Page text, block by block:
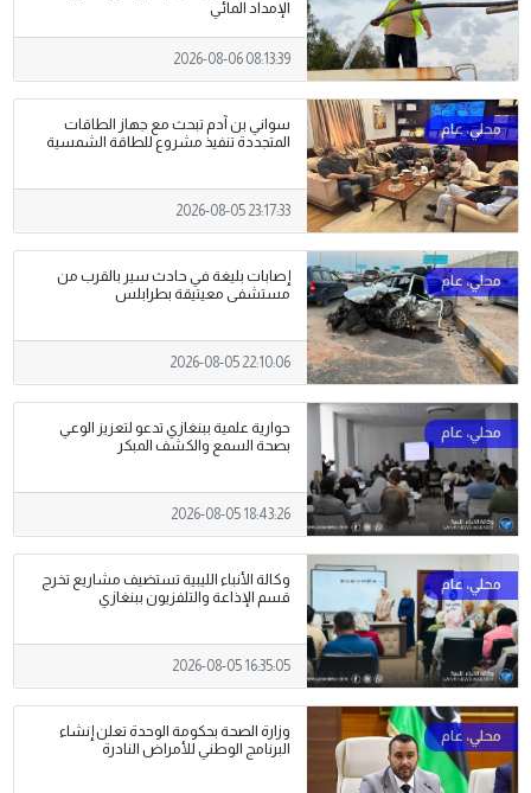
الإمداد المائي
2026-08-06 08:13:39
سواني بن آدم تبحث مع جهاز الطاقات
المتجددة تنفيذ مشروع للطاقة الشمسية
2026-08-05 23:17:33
إصابات بليغة في حادث سير بالقرب من
مستشفى معيتيقة بطرابلس
2026-08-05 22:10:06
حوارية علمية ببنغازي تدعو لتعزيز الوعي
بصحة السمع والكشف المبكر
2026-08-05 18:43:26
وكالة الأنباء الليبية تستضيف مشاريع تخرج
قسم الإذاعة والتلفزيون ببنغازي
2026-08-05 16:35:05
وزارة الصحة بحكومة الوحدة تعلن إنشاء
البرنامج الوطني للأمراض النادرة